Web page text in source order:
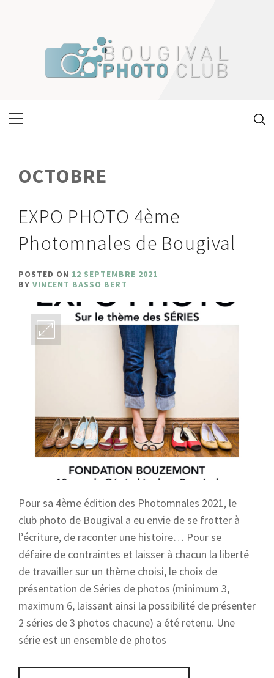
Primary
OCTOBRE
EXPO PHOTO 4ème
Photomnales de Bougival
POSTED ON 12 SEPTEMBRE 2021
BY VINCENT BASSO BERT
Pour sa 4ème édition des Photomnales 2021, le
club photo de Bougival a eu envie de se frotter à
l’écriture, de raconter une histoire… Pour se
défaire de contraintes et laisser à chacun la liberté
de travailler sur un thème choisi, le choix de
présentation de Séries de photos (minimum 3,
maximum 6, laissant ainsi la possibilité de présenter
2 séries de 3 photos chacune) a été retenu. Une
série est un ensemble de photos